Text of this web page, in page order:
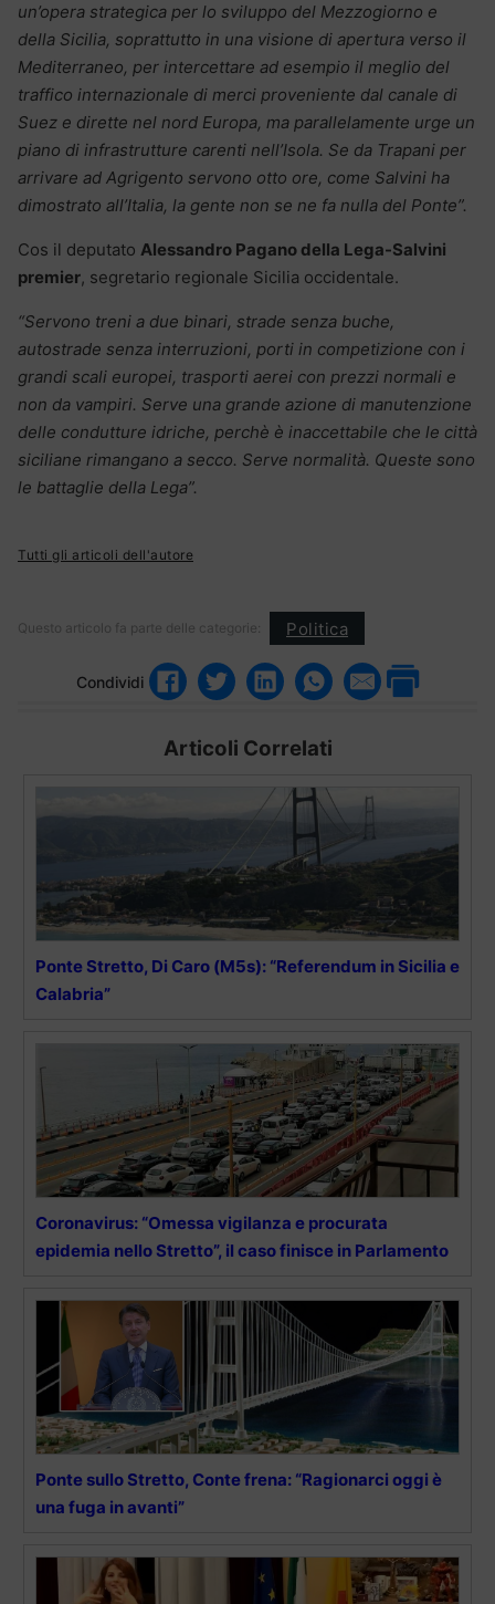
un’opera strategica per lo sviluppo del Mezzogiorno e
della Sicilia, soprattutto in una visione di apertura verso il
Mediterraneo, per intercettare ad esempio il meglio del
traffico internazionale di merci proveniente dal canale di
Suez e dirette nel nord Europa, ma parallelamente urge un
piano di infrastrutture carenti nell’Isola. Se da Trapani per
arrivare ad Agrigento servono otto ore, come Salvini ha
dimostrato all’Italia, la gente non se ne fa nulla del Ponte”.
Cos il deputato Alessandro Pagano della Lega-Salvini
premier, segretario regionale Sicilia occidentale.
“Servono treni a due binari, strade senza buche,
autostrade senza interruzioni, porti in competizione con i
grandi scali europei, trasporti aerei con prezzi normali e
non da vampiri. Serve una grande azione di manutenzione
delle condutture idriche, perchè è inaccettabile che le città
siciliane rimangano a secco. Serve normalità. Queste sono
le battaglie della Lega”.
Tutti gli articoli dell'autore
Questo articolo fa parte delle categorie: Politica
Condividi
Articoli Correlati
Ponte Stretto, Di Caro (M5s): “Referendum in Sicilia e
Calabria”
Coronavirus: “Omessa vigilanza e procurata
epidemia nello Stretto”, il caso finisce in Parlamento
Ponte sullo Stretto, Conte frena: “Ragionarci oggi è
una fuga in avanti”